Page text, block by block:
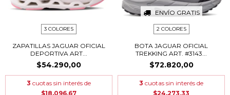
3 COLORES
ZAPATILLAS JAGUAR OFICIAL
DEPORTIVA ART...
$54.290,00
3 cuotas sin interés de
$18.096,67
ENVÍO GRATIS
2 COLORES
BOTA JAGUAR OFICIAL
TREKKING ART. #3143...
$72.820,00
3 cuotas sin interés de
$24.273,33